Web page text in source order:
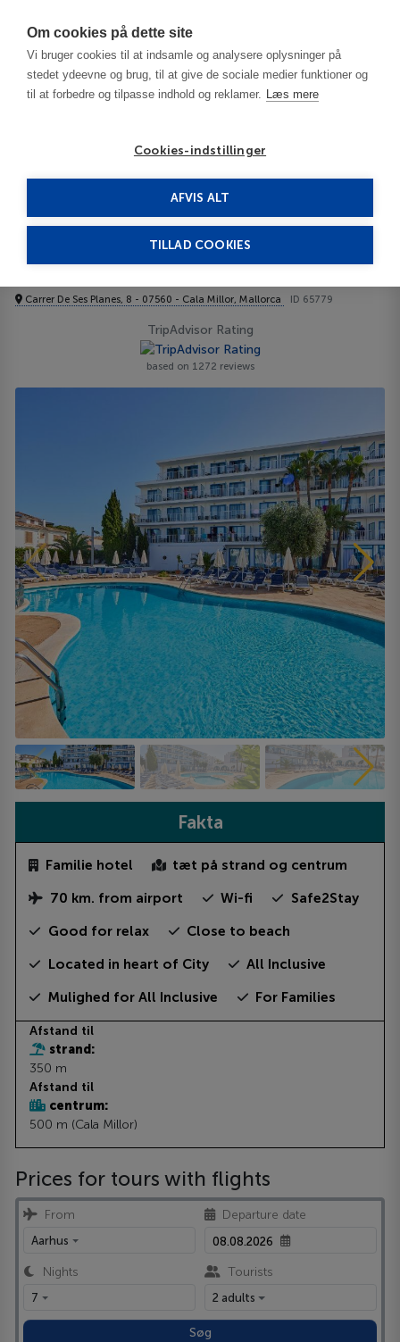
Om cookies på dette site
Vi bruger cookies til at indsamle og analysere oplysninger på
stedet ydeevne og brug, til at give de sociale medier funktioner og
til at forbedre og tilpasse indhold og reklamer. Læs mere
Cookies-indstillinger
AFVIS ALT
TILLAD COOKIES
Cala Millor
Ilusion Vista Blava Hotel 3***
Carrer De Ses Planes, 8 - 07560 - Cala Millor, Mallorca ID 65779
TripAdvisor Rating
based on 1272 reviews
Fakta
Familie hotel tæt på strand og centrum
70 km. from airport Wi-fi Safe2Stay
Good for relax Close to beach
Located in heart of City All Inclusive
Mulighed for All Inclusive For Families
Afstand til
strand:
350 m
Afstand til
centrum:
500 m (Cala Millor)
Prices for tours with flights
From
Aarhus
Departure date
Nights
7
Tourists
2 adults
Søg